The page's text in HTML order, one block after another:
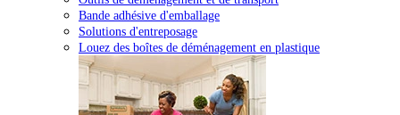
Bande adhésive d'emballage
Solutions d'entreposage
Louez des boîtes de déménagement en plastique